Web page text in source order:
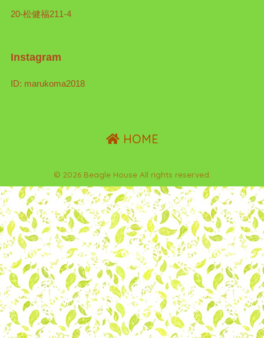
20-松健福211-4
Instagram
ID: marukoma2018
HOME
© 2026 Beagle House All rights reserved.